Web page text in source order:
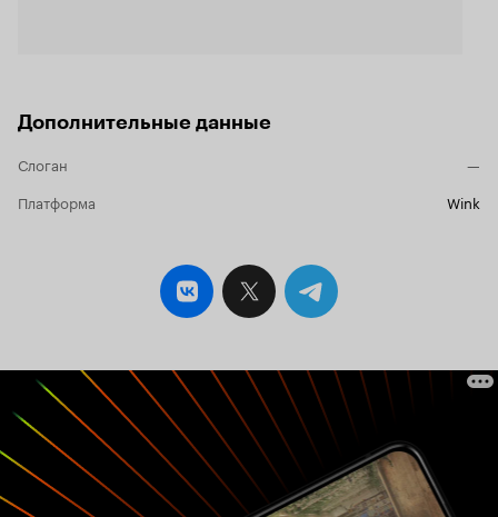
Дополнительные данные
Слоган
—
Платформа
Wink